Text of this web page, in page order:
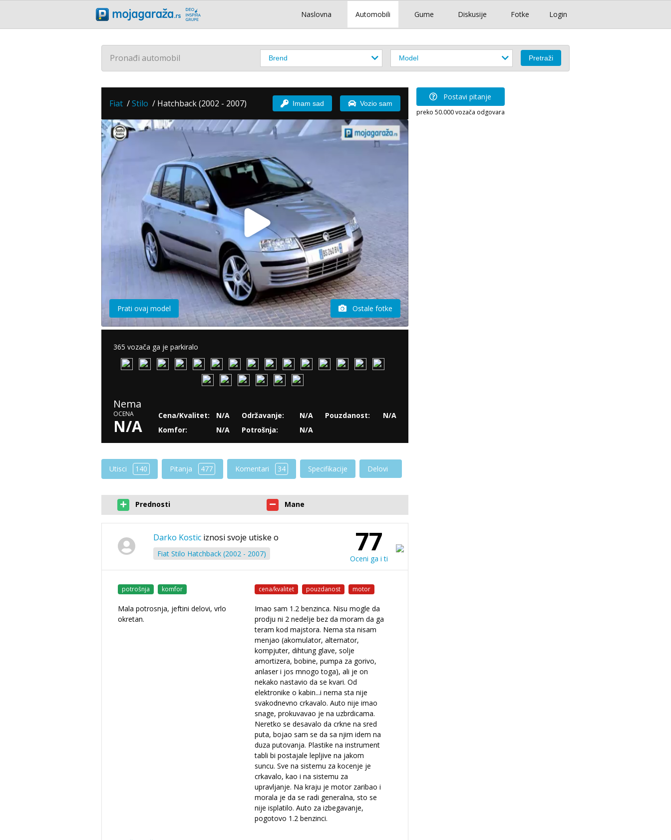
Login
Naslovna Automobili Gume Diskusije Fotke
Pronađi automobil
Fiat /Stilo / Hatchback (2002 - 2007) Imam sad Vozio sam
Prati ovaj model Ostale fotke
365 vozača ga je parkiralo
Nema
OCENA
N/A
Cena/Kvalitet:
N/A
Komfor:
N/A
Održavanje:
N/A
Potrošnja:
N/A
Pouzdanost: N/A
Utisci 140 Pitanja 477 Komentari 34 Specifikacije Delovi
Prednosti Mane
Darko Kostic iznosi svoje utiske o
Fiat Stilo Hatchback (2002 - 2007) 77
Oceni ga i ti
potrošnja komfor
Mala potrosnja, jeftini delovi, vrlo
okretan.
cena/kvalitet pouzdanost motor
Imao sam 1.2 benzinca. Nisu mogle da
prodju ni 2 nedelje bez da moram da ga
teram kod majstora. Nema sta nisam
menjao (akomulator, alternator,
kompjuter, dihtung glave, solje
amortizera, bobine, pumpa za gorivo,
anlaser i jos mnogo toga), ali je on
nekako nastavio da se kvari. Od
elektronike o kabin...i nema sta nije
svakodnevno crkavalo. Auto nije imao
snage, prokuvavao je na uzbrdicama.
Neretko se desavalo da crkne na sred
puta, bojao sam se da sa njim idem na
duza putovanja. Plastike na instrument
tabli bi postajale lepljive na jakom
suncu. Sve na sistemu za kocenje je
crkavalo, kao i na sistemu za
upravljanje. Na kraju je motor zaribao i
morala je da se radi generalna, sto se
nije isplatilo. Auto za izbegavanje,
pogotovo 1.2 benzinci.
Postavi pitanje
preko 50.000 vozača odgovara